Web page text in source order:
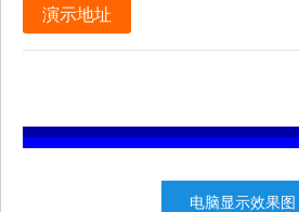
演示地址
电脑显示效果图